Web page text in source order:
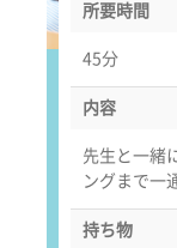
所要時間
45分
内容
先生と一緒
ングまで一
持ち物